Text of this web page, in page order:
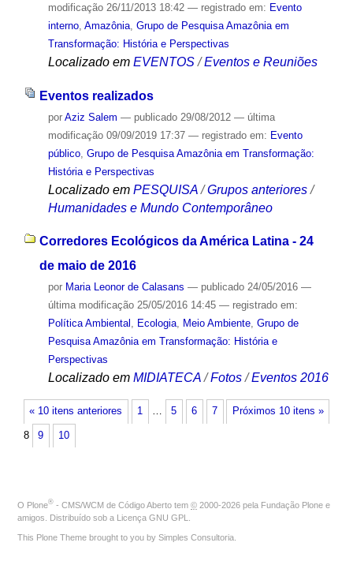
modificação26/11/2013 18:42 — registrado em: Evento
interno, Amazônia, Grupo de Pesquisa Amazônia em
Transformação: História e Perspectivas
Localizado em EVENTOS /Eventos e Reuniões
Eventos realizados
por Aziz Salem — publicado29/08/2012 — última
modificação09/09/2019 17:37 — registrado em: Evento
público, Grupo de Pesquisa Amazônia em Transformação:
História e Perspectivas
Localizado em PESQUISA /Grupos anteriores /
Humanidades e Mundo Contemporâneo
Corredores Ecológicos da América Latina - 24
de maio de 2016
por Maria Leonor de Calasans — publicado24/05/2016 —
última modificação25/05/2016 14:45 — registrado em:
Política Ambiental , Ecologia, Meio Ambiente, Grupo de
Pesquisa Amazônia em Transformação: História e
Perspectivas
Localizado em MIDIATECA /Fotos /Eventos 2016
« 10 itens anteriores Próximos 10 itens »
1 … 5 6 7
8 9 10
O Plone® - CMS/WCM de Código Aberto tem © 2000-2026 pela Fundação Plone e
amigos. Distribuído sob a Licença GNU GPL
This Plone Theme brought to you by Simples Consultoria